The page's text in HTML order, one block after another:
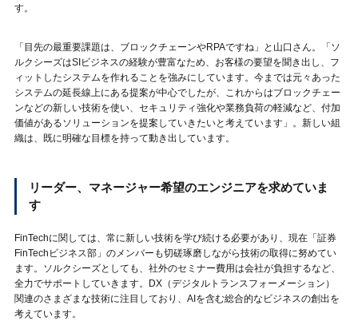
す。
「目先の最重要課題は、ブロックチェーンやRPAですね」と山口さん。「ソ
ルクシーズはSIビジネスの経験が豊富なため、お客様の要望を聞き出し、フ
ィットしたシステムを作れることを強みにしています。今までは元々あった
システムの延長線上にある提案が中心でしたが、これからはブロックチェー
ンなどの新しい技術を使い、セキュリティ強化や業務負荷の軽減など、付加
価値があるソリューションを提案していきたいと考えています」。新しい組
織は、既に明確な目標を持って動き出しています。
リーダー、マネージャー希望のエンジニアを求めていま
す
FinTechに関しては、常に新しい技術を学び続ける必要があり、現在「証券
FinTechビジネス部」のメンバーも切磋琢磨しながら技術の取得に努めてい
ます。ソルクシーズとしても、 社外のセミナー費用は会社が負担するなど、
全力でサポートしていきます。DX（デジタルトランスフォーメーション）
関連のさまざまな技術に注目しており、AIを含む総合的なビジネスの創出を
考えています。